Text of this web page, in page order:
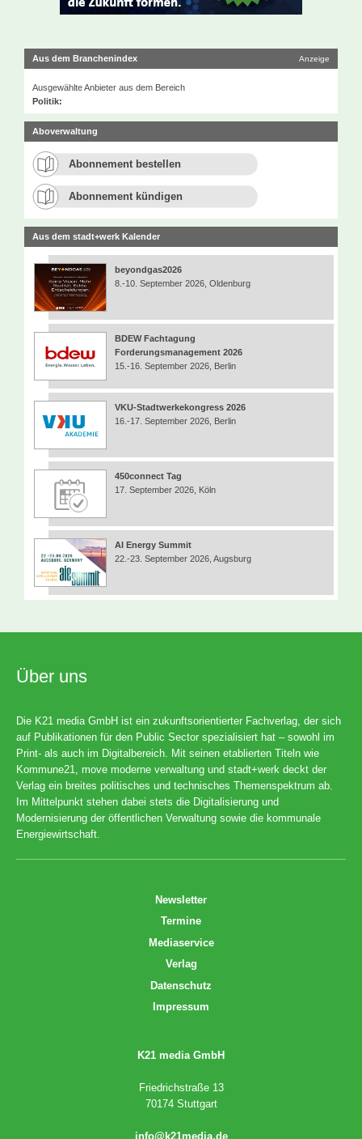
Aus dem Branchenindex Anzeige
Ausgewählte Anbieter aus dem Bereich
Politik:
Aboverwaltung
Abonnement bestellen
Abonnement kündigen
Aus dem stadt+werk Kalender
beyondgas2026
8.-10. September 2026, Oldenburg
BDEW Fachtagung
Forderungsmanagement 2026
15.-16. September 2026, Berlin
VKU-Stadtwerkekongress 2026
16.-17. September 2026, Berlin
450connect Tag
17. September 2026, Köln
AI Energy Summit
22.-23. September 2026, Augsburg
Über uns
Die K21 media GmbH ist ein zukunftsorientierter Fachverlag, der sich
auf Publikationen für den Public Sector spezialisiert hat – sowohl im
Print- als auch im Digitalbereich. Mit seinen etablierten Titeln wie
Kommune21, move moderne verwaltung und stadt+werk deckt der
Verlag ein breites politisches und technisches Themenspektrum ab.
Im Mittelpunkt stehen dabei stets die Digitalisierung und
Modernisierung der öffentlichen Verwaltung sowie die kommunale
Energiewirtschaft.
Newsletter
Termine
Mediaservice
Verlag
Datenschutz
Impressum
K21 media GmbH
Friedrichstraße 13
70174 Stuttgart
info@k21media.de